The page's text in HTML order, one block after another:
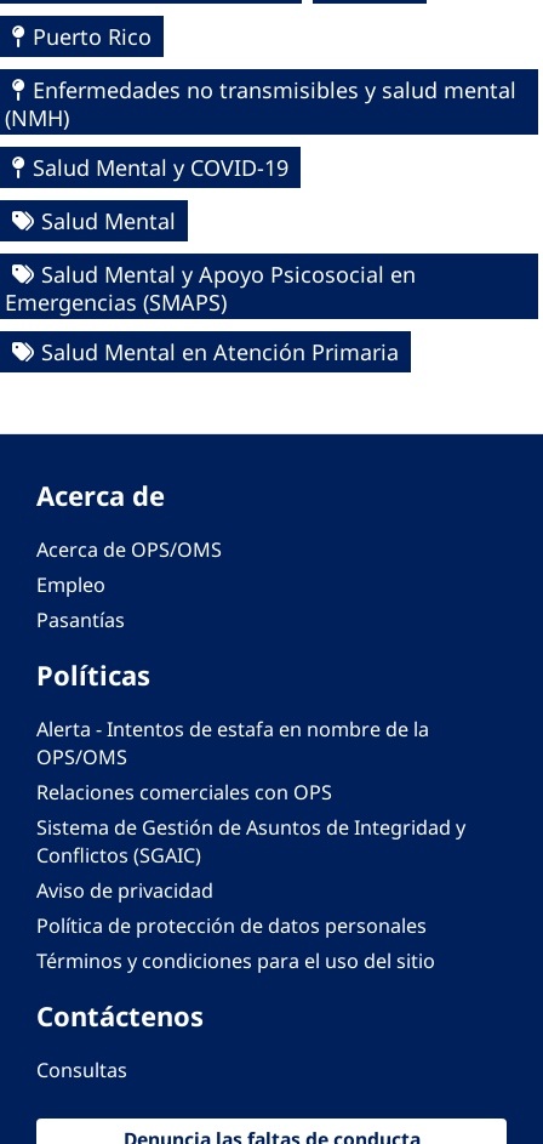
Puerto Rico
Enfermedades no transmisibles y salud mental
(NMH)
Salud Mental y COVID-19
Salud Mental
Salud Mental y Apoyo Psicosocial en
Emergencias (SMAPS)
Salud Mental en Atención Primaria
Acerca de
Acerca de OPS/OMS
Empleo
Pasantías
Políticas
Alerta - Intentos de estafa en nombre de la
OPS/OMS
Relaciones comerciales con OPS
Sistema de Gestión de Asuntos de Integridad y
Conflictos (SGAIC)
Aviso de privacidad
Política de protección de datos personales
Términos y condiciones para el uso del sitio
Contáctenos
Consultas